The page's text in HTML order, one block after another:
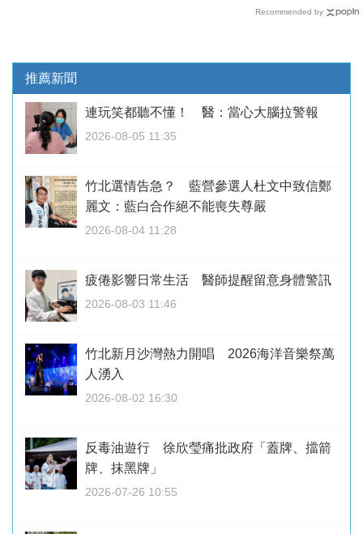
Recommended by
推薦新聞
連玩笑都聽不懂！ 醫：當心大腦拉警報
2026-08-05 11:35
竹北選情告急？ 藍營參選人杜文中致信鄭
麗文：藍白合作絕不能喪失尊嚴
2026-08-04 11:28
疲倦影響日常生活 醫師提醒留意身體警訊
2026-08-03 11:46
竹北新月沙灣熱力開唱 2026海洋音樂祭萬
人湧入
2026-08-02 16:30
反毒油遊行 徐欣瑩痛批政府「蓋牌、擋箭
牌、抹黑牌」
2026-07-26 10:55